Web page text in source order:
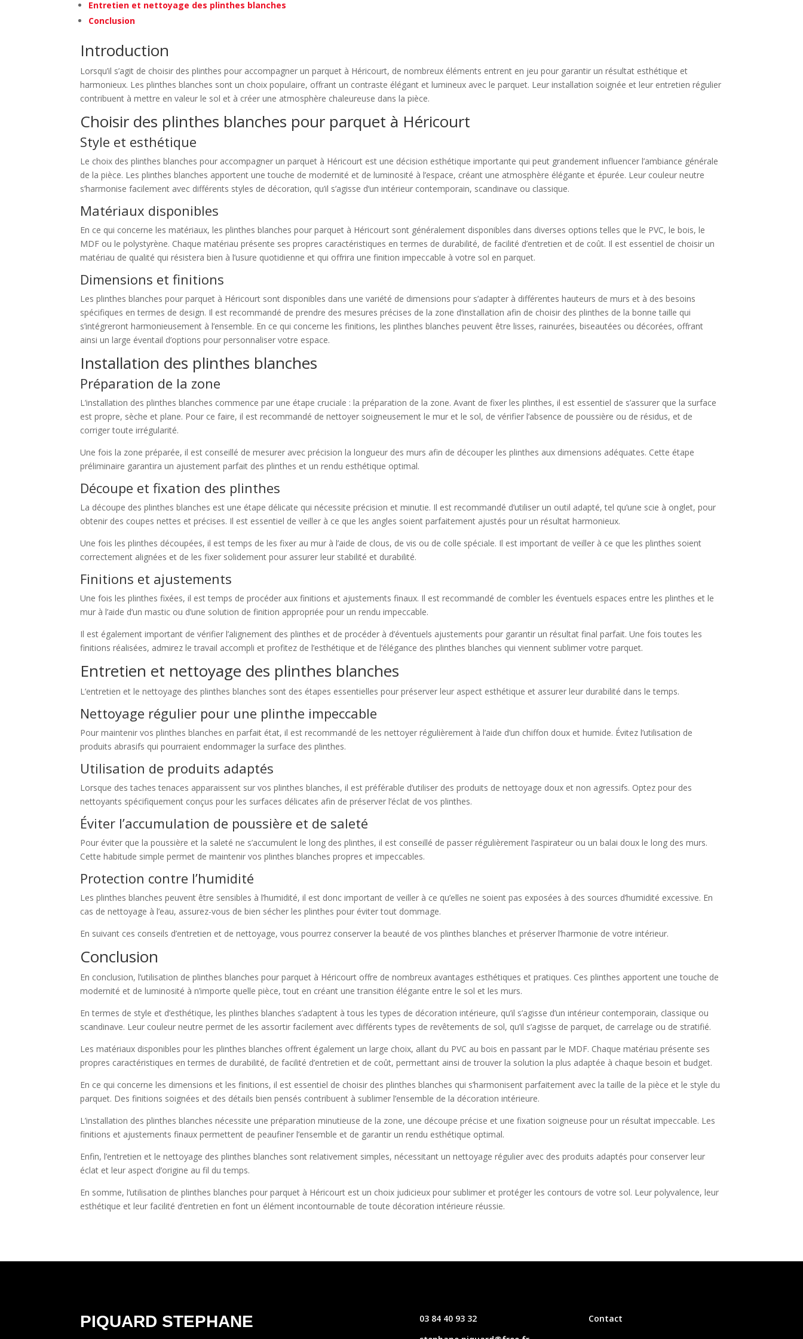
Entretien et nettoyage des plinthes blanches
Conclusion
Introduction
Lorsqu’il s’agit de choisir des plinthes pour accompagner un parquet à Héricourt, de nombreux éléments entrent en jeu pour garantir un résultat esthétique et
harmonieux. Les plinthes blanches sont un choix populaire, offrant un contraste élégant et lumineux avec le parquet. Leur installation soignée et leur entretien régulier
contribuent à mettre en valeur le sol et à créer une atmosphère chaleureuse dans la pièce.
Choisir des plinthes blanches pour parquet à Héricourt
Style et esthétique
Le choix des plinthes blanches pour accompagner un parquet à Héricourt est une décision esthétique importante qui peut grandement influencer l’ambiance générale
de la pièce. Les plinthes blanches apportent une touche de modernité et de luminosité à l’espace, créant une atmosphère élégante et épurée. Leur couleur neutre
s’harmonise facilement avec différents styles de décoration, qu’il s’agisse d’un intérieur contemporain, scandinave ou classique.
Matériaux disponibles
En ce qui concerne les matériaux, les plinthes blanches pour parquet à Héricourt sont généralement disponibles dans diverses options telles que le PVC, le bois, le
MDF ou le polystyrène. Chaque matériau présente ses propres caractéristiques en termes de durabilité, de facilité d’entretien et de coût. Il est essentiel de choisir un
matériau de qualité qui résistera bien à l’usure quotidienne et qui offrira une finition impeccable à votre sol en parquet.
Dimensions et finitions
Les plinthes blanches pour parquet à Héricourt sont disponibles dans une variété de dimensions pour s’adapter à différentes hauteurs de murs et à des besoins
spécifiques en termes de design. Il est recommandé de prendre des mesures précises de la zone d’installation afin de choisir des plinthes de la bonne taille qui
s’intégreront harmonieusement à l’ensemble. En ce qui concerne les finitions, les plinthes blanches peuvent être lisses, rainurées, biseautées ou décorées, offrant
ainsi un large éventail d’options pour personnaliser votre espace.
Installation des plinthes blanches
Préparation de la zone
L’installation des plinthes blanches commence par une étape cruciale : la préparation de la zone. Avant de fixer les plinthes, il est essentiel de s’assurer que la surface
est propre, sèche et plane. Pour ce faire, il est recommandé de nettoyer soigneusement le mur et le sol, de vérifier l’absence de poussière ou de résidus, et de
corriger toute irrégularité.
Une fois la zone préparée, il est conseillé de mesurer avec précision la longueur des murs afin de découper les plinthes aux dimensions adéquates. Cette étape
préliminaire garantira un ajustement parfait des plinthes et un rendu esthétique optimal.
Découpe et fixation des plinthes
La découpe des plinthes blanches est une étape délicate qui nécessite précision et minutie. Il est recommandé d’utiliser un outil adapté, tel qu’une scie à onglet, pour
obtenir des coupes nettes et précises. Il est essentiel de veiller à ce que les angles soient parfaitement ajustés pour un résultat harmonieux.
Une fois les plinthes découpées, il est temps de les fixer au mur à l’aide de clous, de vis ou de colle spéciale. Il est important de veiller à ce que les plinthes soient
correctement alignées et de les fixer solidement pour assurer leur stabilité et durabilité.
Finitions et ajustements
Une fois les plinthes fixées, il est temps de procéder aux finitions et ajustements finaux. Il est recommandé de combler les éventuels espaces entre les plinthes et le
mur à l’aide d’un mastic ou d’une solution de finition appropriée pour un rendu impeccable.
Il est également important de vérifier l’alignement des plinthes et de procéder à d’éventuels ajustements pour garantir un résultat final parfait. Une fois toutes les
finitions réalisées, admirez le travail accompli et profitez de l’esthétique et de l’élégance des plinthes blanches qui viennent sublimer votre parquet.
Entretien et nettoyage des plinthes blanches
L’entretien et le nettoyage des plinthes blanches sont des étapes essentielles pour préserver leur aspect esthétique et assurer leur durabilité dans le temps.
Nettoyage régulier pour une plinthe impeccable
Pour maintenir vos plinthes blanches en parfait état, il est recommandé de les nettoyer régulièrement à l’aide d’un chiffon doux et humide. Évitez l’utilisation de
produits abrasifs qui pourraient endommager la surface des plinthes.
Utilisation de produits adaptés
Lorsque des taches tenaces apparaissent sur vos plinthes blanches, il est préférable d’utiliser des produits de nettoyage doux et non agressifs. Optez pour des
nettoyants spécifiquement conçus pour les surfaces délicates afin de préserver l’éclat de vos plinthes.
Éviter l’accumulation de poussière et de saleté
Pour éviter que la poussière et la saleté ne s’accumulent le long des plinthes, il est conseillé de passer régulièrement l’aspirateur ou un balai doux le long des murs.
Cette habitude simple permet de maintenir vos plinthes blanches propres et impeccables.
Protection contre l’humidité
Les plinthes blanches peuvent être sensibles à l’humidité, il est donc important de veiller à ce qu’elles ne soient pas exposées à des sources d’humidité excessive. En
cas de nettoyage à l’eau, assurez-vous de bien sécher les plinthes pour éviter tout dommage.
En suivant ces conseils d’entretien et de nettoyage, vous pourrez conserver la beauté de vos plinthes blanches et préserver l’harmonie de votre intérieur.
Conclusion
En conclusion, l’utilisation de plinthes blanches pour parquet à Héricourt offre de nombreux avantages esthétiques et pratiques. Ces plinthes apportent une touche de
modernité et de luminosité à n’importe quelle pièce, tout en créant une transition élégante entre le sol et les murs.
En termes de style et d’esthétique, les plinthes blanches s’adaptent à tous les types de décoration intérieure, qu’il s’agisse d’un intérieur contemporain, classique ou
scandinave. Leur couleur neutre permet de les assortir facilement avec différents types de revêtements de sol, qu’il s’agisse de parquet, de carrelage ou de stratifié.
Les matériaux disponibles pour les plinthes blanches offrent également un large choix, allant du PVC au bois en passant par le MDF. Chaque matériau présente ses
propres caractéristiques en termes de durabilité, de facilité d’entretien et de coût, permettant ainsi de trouver la solution la plus adaptée à chaque besoin et budget.
En ce qui concerne les dimensions et les finitions, il est essentiel de choisir des plinthes blanches qui s’harmonisent parfaitement avec la taille de la pièce et le style du
parquet. Des finitions soignées et des détails bien pensés contribuent à sublimer l’ensemble de la décoration intérieure.
L’installation des plinthes blanches nécessite une préparation minutieuse de la zone, une découpe précise et une fixation soigneuse pour un résultat impeccable. Les
finitions et ajustements finaux permettent de peaufiner l’ensemble et de garantir un rendu esthétique optimal.
Enfin, l’entretien et le nettoyage des plinthes blanches sont relativement simples, nécessitant un nettoyage régulier avec des produits adaptés pour conserver leur
éclat et leur aspect d’origine au fil du temps.
En somme, l’utilisation de plinthes blanches pour parquet à Héricourt est un choix judicieux pour sublimer et protéger les contours de votre sol. Leur polyvalence, leur
esthétique et leur facilité d’entretien en font un élément incontournable de toute décoration intérieure réussie.
PIQUARD STEPHANE
03 84 40 93 32
Contact